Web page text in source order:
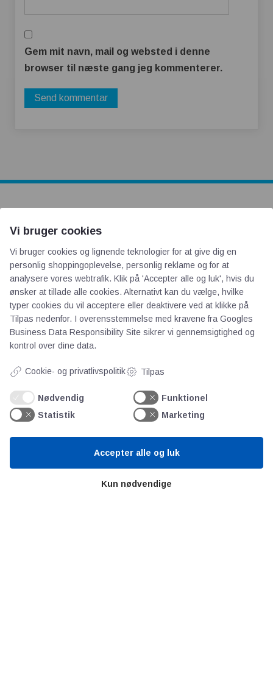
Gem mit navn, mail og websted i denne
browser til næste gang jeg kommenterer.
Om os
Priser
Kontakt
Persondata
Videncentre
Teknologisk Institut
Bitva
Videncentre
Litteratur
Forkortelser
Vi bruger cookies
Vi bruger cookies og lignende teknologier for at give dig en
personlig shoppingoplevelse, personlig reklame og for at
analysere vores webtrafik. Klik på 'Accepter alle og luk', hvis du
ønsker at tillade alle cookies. Alternativt kan du vælge, hvilke
typer cookies du vil acceptere eller deaktivere ved at klikke på
Tilpas nedenfor. I overensstemmelse med kravene fra Googles
Business Data Responsibility Site sikrer vi gennemsigtighed og
kontrol over dine data.
Cookie- og privatlivspolitik Tilpas
Nødvendig
Funktionel
Statistik
Marketing
Kun nødvendige
Accepter alle og luk